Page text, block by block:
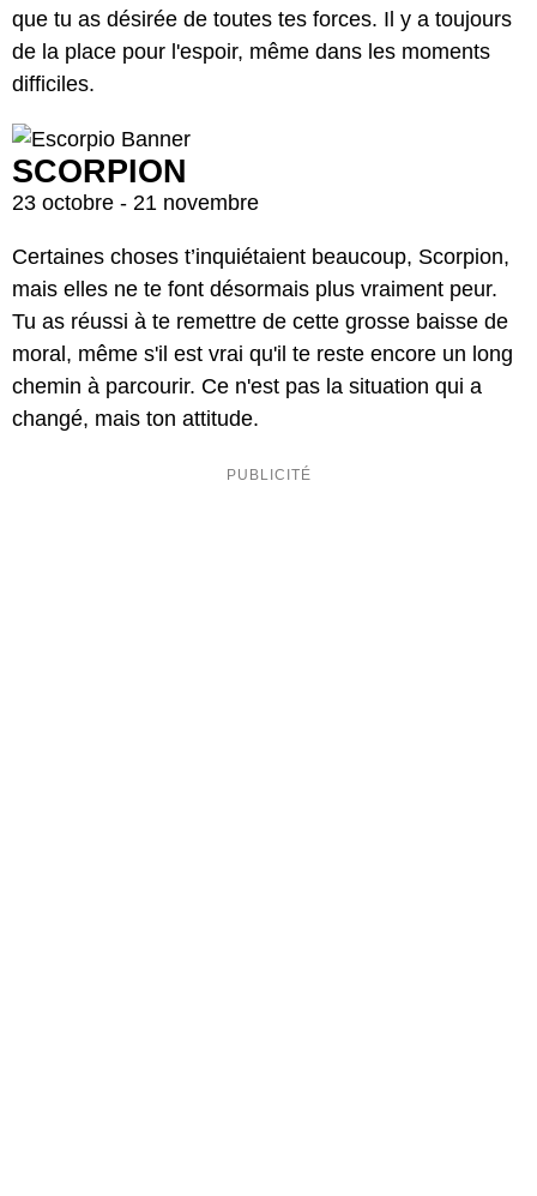
que tu as désirée de toutes tes forces. Il y a toujours
de la place pour l'espoir, même dans les moments
difficiles.
SCORPION
23 octobre - 21 novembre
Certaines choses t’inquiétaient beaucoup, Scorpion,
mais elles ne te font désormais plus vraiment peur.
Tu as réussi à te remettre de cette grosse baisse de
moral, même s'il est vrai qu'il te reste encore un long
chemin à parcourir. Ce n'est pas la situation qui a
changé, mais ton attitude.